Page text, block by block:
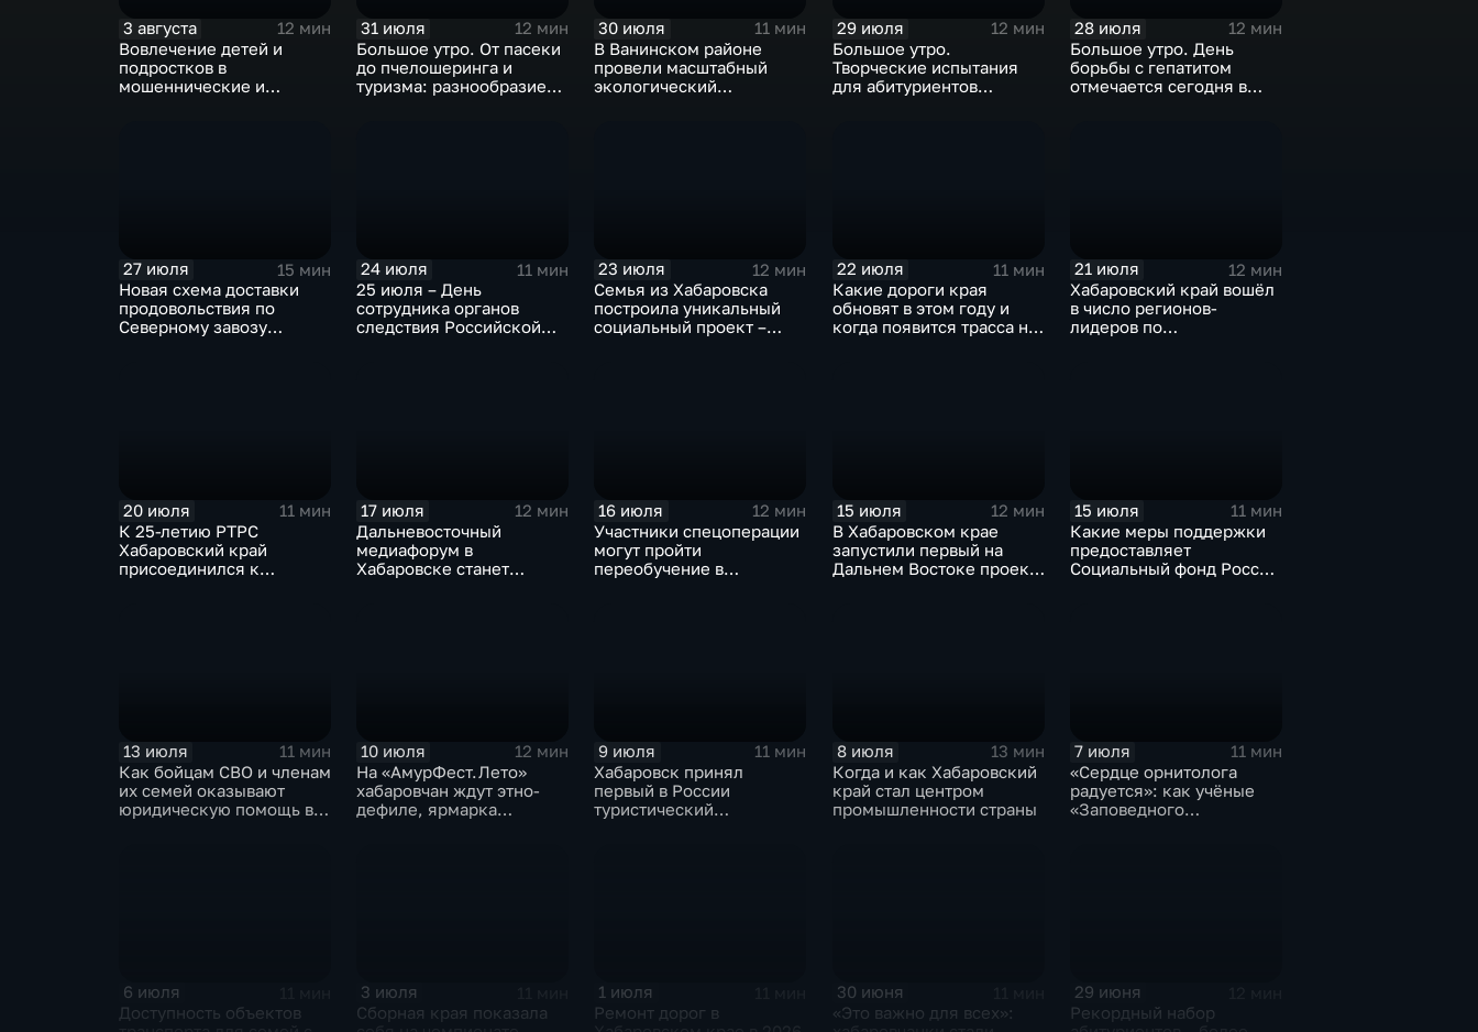
3 августа
12 мин
Вовлечение детей и
подростков в
мошеннические и
31 июля
12 мин
Большое утро. От пасеки
до пчелошеринга и
туризма: разнообразие
30 июля
11 мин
В Ванинском районе
провели масштабный
экологический
29 июля
12 мин
Большое утро.
Творческие испытания
для абитуриентов
28 июля
12 мин
Большое утро. День
борьбы с гепатитом
отмечается сегодня в
27 июля
15 мин
Новая схема доставки
продовольствия по
Северному завозу
24 июля
11 мин
25 июля – День
сотрудника органов
следствия Российской
23 июля
12 мин
Семья из Хабаровска
построила уникальный
социальный проект –
22 июля
11 мин
Какие дороги края
обновят в этом году и
когда появится трасса на
21 июля
12 мин
Хабаровский край вошёл
в число регионов-
лидеров по
20 июля
11 мин
К 25-летию РТРС
Хабаровский край
присоединился к
17 июля
12 мин
Дальневосточный
медиафорум в
Хабаровске станет
16 июля
12 мин
Участники спецоперации
могут пройти
переобучение в
15 июля
12 мин
В Хабаровском крае
запустили первый на
Дальнем Востоке проект
15 июля
11 мин
Какие меры поддержки
предоставляет
Социальный фонд России
13 июля
11 мин
Как бойцам СВО и членам
их семей оказывают
юридическую помощь в
10 июля
12 мин
На «АмурФест.Лето»
хабаровчан ждут этно-
дефиле, ярмарка
9 июля
11 мин
Хабаровск принял
первый в России
туристический
8 июля
13 мин
Когда и как Хабаровский
край стал центром
промышленности страны
7 июля
11 мин
«Сердце орнитолога
радуется»: как учёные
«Заповедного
6 июля
Доступность объектов
3 июля
Сборная края показала
1 июля
Ремонт дорог в
30 июня
«Это важно для всех»:
29 июня
Рекордный набор